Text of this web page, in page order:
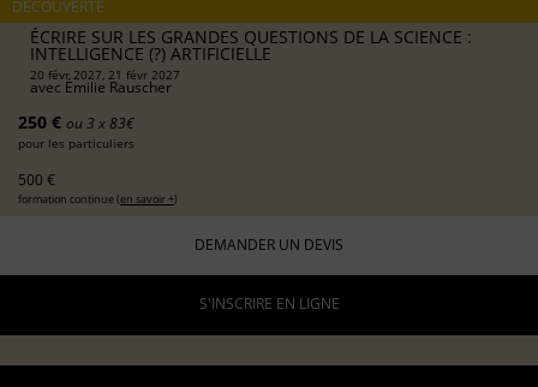
DÉCOUVERTE
ÉCRIRE SUR LES GRANDES QUESTIONS DE LA SCIENCE :
INTELLIGENCE (?) ARTIFICIELLE
20 févr 2027, 21 févr 2027
avec Émilie Rauscher
250 € ou 3 x 83€
pour les particuliers
500 €
formation continue (en savoir +)
DEMANDER UN DEVIS
S'INSCRIRE EN LIGNE